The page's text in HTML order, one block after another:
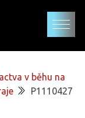
v běhu na
P1110427